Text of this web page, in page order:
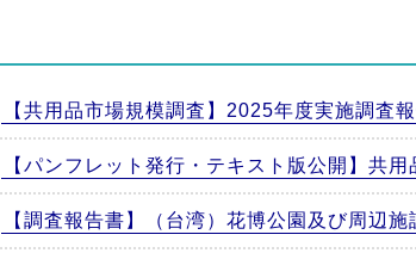
【共用品市場規模調査】2025年度実施調査
【パンフレット発行・テキスト版公開】共用
【調査報告書】（台湾）花博公園及び周辺